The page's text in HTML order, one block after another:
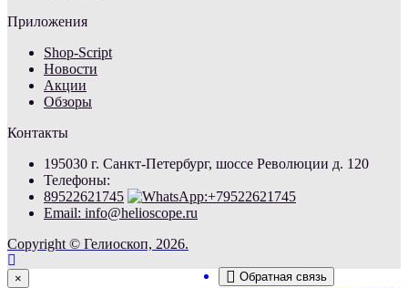
Приложения
Shop-Script
Новости
Акции
Обзоры
Контакты
195030 г. Санкт-Петербург, шоссе Революции д. 120
Телефоны:
89522621745
Email: info@helioscope.ru
Copyright © Гелиоскоп, 2026.
Обратная связь
×